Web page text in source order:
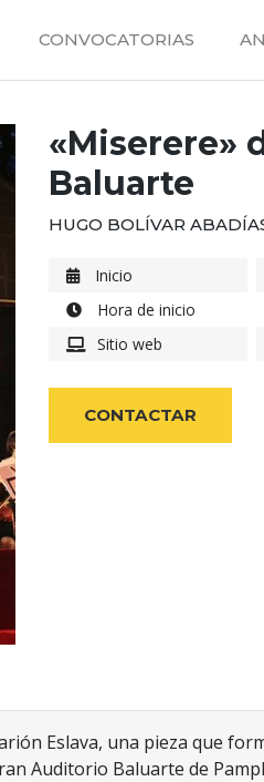
CONVOCATORIAS
«Miserere»
Baluarte
HUGO BOLÍVAR
Inicio
Hora de inicio
Sitio web
CONTACTAR
Eslava, una pieza que
Auditorio Baluarte de